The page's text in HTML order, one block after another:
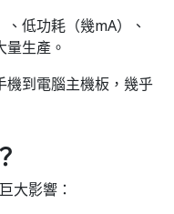
低功耗（幾mA）、
生產。
機到電腦主機板，幾乎
大影響：